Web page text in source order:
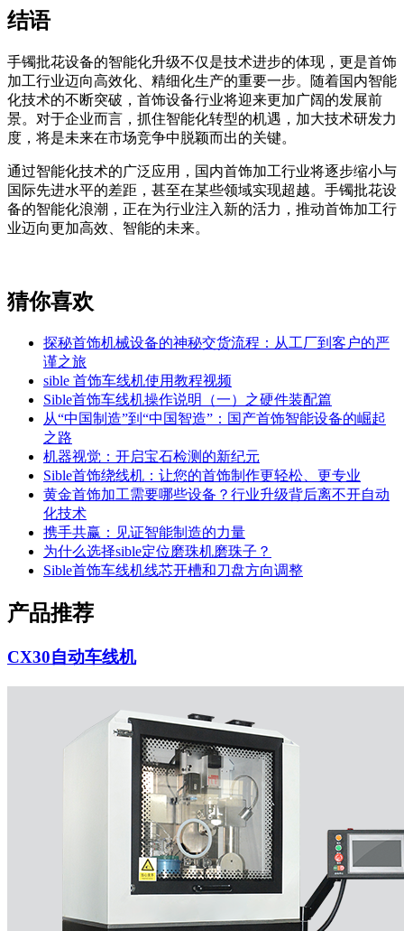
结语
手镯批花设备的智能化升级不仅是技术进步的体现，更是首饰
加工行业迈向高效化、精细化生产的重要一步。随着国内智能
化技术的不断突破，首饰设备行业将迎来更加广阔的发展前
景。对于企业而言，抓住智能化转型的机遇，加大技术研发力
度，将是未来在市场竞争中脱颖而出的关键。
通过智能化技术的广泛应用，国内首饰加工行业将逐步缩小与
国际先进水平的差距，甚至在某些领域实现超越。手镯批花设
备的智能化浪潮，正在为行业注入新的活力，推动首饰加工行
业迈向更加高效、智能的未来。
猜你喜欢
探秘首饰机械设备的神秘交货流程：从工厂到客户的严
谨之旅
sible 首饰车线机使用教程视频
Sible首饰车线机操作说明（一）之硬件装配篇
从“中国制造”到“中国智造”：国产首饰智能设备的崛起
之路
机器视觉：开启宝石检测的新纪元
Sible首饰绕线机：让您的首饰制作更轻松、更专业
黄金首饰加工需要哪些设备？行业升级背后离不开自动
化技术
携手共赢：见证智能制造的力量
为什么选择sible定位磨珠机磨珠子？
Sible首饰车线机线芯开槽和刀盘方向调整
产品推荐
CX30自动车线机